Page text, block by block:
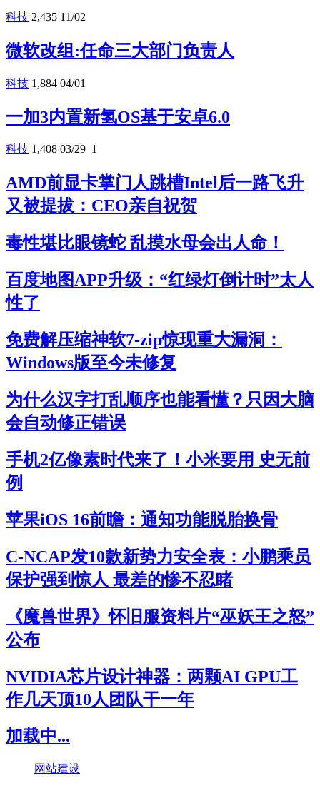
科技 2,435 11/02
微软改组:任命三大部门负责人
科技 1,884 04/01
一加3内置新氢OS基于安卓6.0
科技 1,408 03/29 1
AMD前显卡掌门人跳槽Intel后一路飞升
又被提拔：CEO亲自祝贺
毒性堪比眼镜蛇 乱摸水母会出人命！
百度地图APP升级：“红绿灯倒计时”太人
性了
免费解压缩神软7-zip惊现重大漏洞：
Windows版至今未修复
为什么汉字打乱顺序也能看懂？只因大脑
会自动修正错误
手机2亿像素时代来了！小米要用 史无前
例
苹果iOS 16前瞻：通知功能脱胎换骨
C-NCAP发10款新势力安全表：小鹏乘员
保护强到惊人 最差的惨不忍睹
《魔兽世界》怀旧服资料片“巫妖王之怒”
公布
NVIDIA芯片设计神器：两颗AI GPU工
作几天顶10人团队干一年
加载中...
网站建设